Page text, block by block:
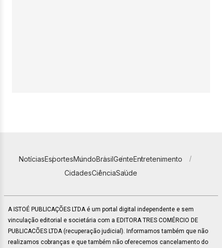
NotíciasEsportesMundoBrasilGenteEntretenimento
CidadesCiênciaSaúde
A ISTOÉ PUBLICAÇÕES LTDA é um portal digital independente e sem
vinculação editorial e societária com a EDITORA TRES COMÉRCIO DE
PUBLICACÕES LTDA (recuperação judicial). Informamos também que não
realizamos cobranças e que também não oferecemos cancelamento do